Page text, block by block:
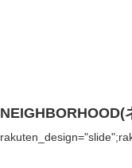
NEIGHBORHOOD(